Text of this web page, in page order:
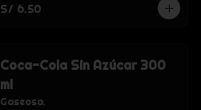
S/ 6.50
Coca-Cola Sin Azúcar 300
ml
Gaseosa.